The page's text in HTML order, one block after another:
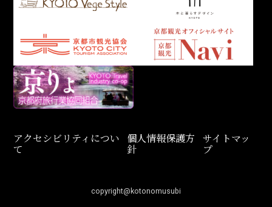
アクセシビリティについ
て
個人情報保護方
針
サイトマッ
プ
copyright@kotonomusubi